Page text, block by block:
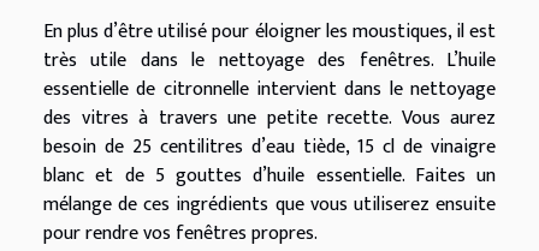
En plus d’être utilisé pour éloigner les moustiques, il est
très utile dans le nettoyage des fenêtres. L’huile
essentielle de citronnelle intervient dans le nettoyage
des vitres à travers une petite recette. Vous aurez
besoin de 25 centilitres d’eau tiède, 15 cl de vinaigre
blanc et de 5 gouttes d’huile essentielle. Faites un
mélange de ces ingrédients que vous utiliserez ensuite
pour rendre vos fenêtres propres.